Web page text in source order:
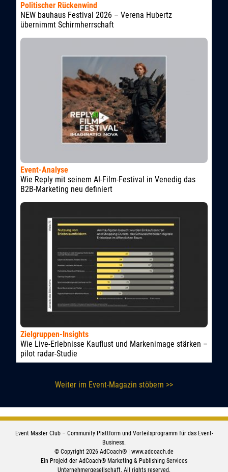
Politischer Rückenwind
NEW bauhaus Festival 2026 – Verena Hubertz
übernimmt Schirmherrschaft
Event-Analyse
Wie Reply mit seinem AI-Film-Festival in Venedig das
B2B-Marketing neu definiert
Zielgruppen-Insights
Wie Live-Erlebnisse Kauflust und Markenimage stärken –
pilot radar-Studie
Weiter im Event-Magazin stöbern >>
Event Master Club – Community Plattform und Vorteilsprogramm für das Event-
Business.
© Copyright 2026 AdCoach® | www.adcoach.de
Ein Projekt der AdCoach® Marketing & Publishing Services
Unternehmergesellschaft. All rights reserved.